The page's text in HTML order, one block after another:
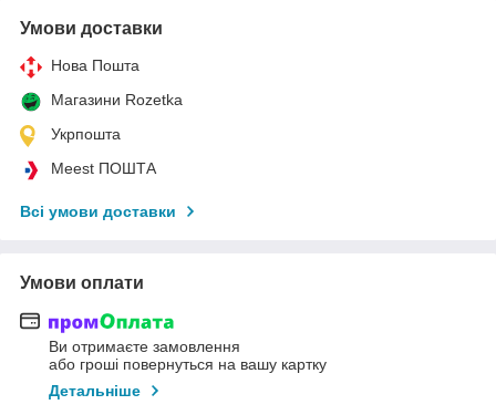
Умови доставки
Нова Пошта
Магазини Rozetka
Укрпошта
Meest ПОШТА
Всі умови доставки
Умови оплати
Ви отримаєте замовлення
або гроші повернуться на вашу картку
Детальніше